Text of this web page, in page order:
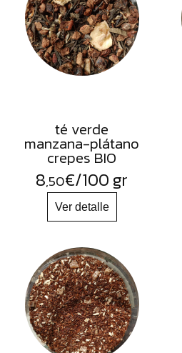
té verde
manzana-plátano
crepes BIO
8,50€/100 gr